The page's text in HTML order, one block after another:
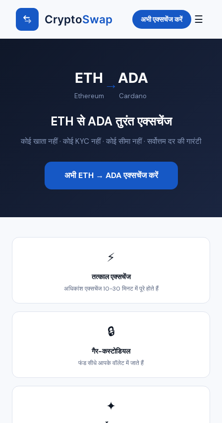
CryptoSwap अभी एक्सचेंज करें ☰
ETH
Ethereum
→ADA
Cardano
ETH से ADA तुरंत एक्सचेंज
कोई खाता नहीं · कोई KYC नहीं · कोई सीमा नहीं · सर्वोत्तम दर की गारंटी
अभी ETH → ADA एक्सचेंज करें
⚡
तत्काल एक्सचेंज
अधिकांश एक्सचेंज 10-30 मिनट में पूरे होते हैं
🔒
गैर-कस्टोडियल
फंड सीधे आपके वॉलेट में जाते हैं
✦